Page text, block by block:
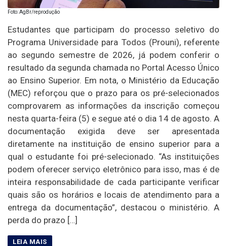
Foto: AgBr/reprodução
Estudantes que participam do processo seletivo do
Programa Universidade para Todos (Prouni), referente
ao segundo semestre de 2026, já podem conferir o
resultado da segunda chamada no Portal Acesso Único
ao Ensino Superior. Em nota, o Ministério da Educação
(MEC) reforçou que o prazo para os pré-selecionados
comprovarem as informações da inscrição começou
nesta quarta-feira (5) e segue até o dia 14 de agosto. A
documentação exigida deve ser apresentada
diretamente na instituição de ensino superior para a
qual o estudante foi pré-selecionado. “As instituições
podem oferecer serviço eletrônico para isso, mas é de
inteira responsabilidade de cada participante verificar
quais são os horários e locais de atendimento para a
entrega da documentação”, destacou o ministério. A
perda do prazo […]